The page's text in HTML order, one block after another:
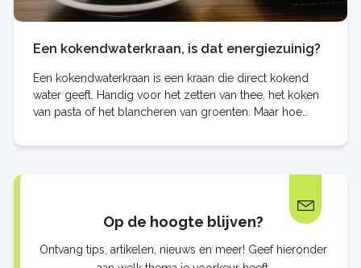
Een kokendwaterkraan, is dat energiezuinig?
Een kokendwaterkraan is een kraan die direct kokend
water geeft. Handig voor het zetten van thee, het koken
van pasta of het blancheren van groenten. Maar hoe
Op de hoogte blijven?
Ontvang tips, artikelen, nieuws en meer! Geef hieronder